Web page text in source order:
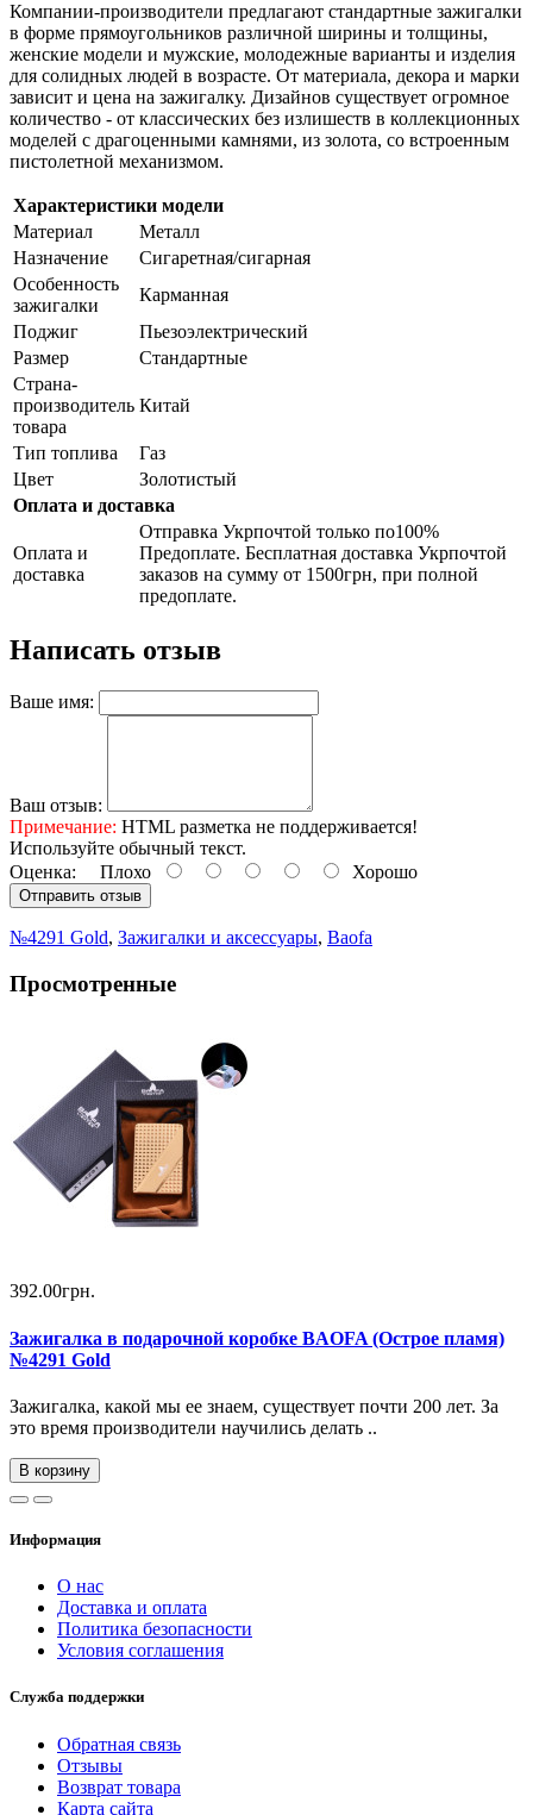
Компании-производители предлагают стандартные зажигалки
в форме прямоугольников различной ширины и толщины,
женские модели и мужские, молодежные варианты и изделия
для солидных людей в возрасте. От материала, декора и марки
зависит и цена на зажигалку. Дизайнов существует огромное
количество - от классических без излишеств в коллекционных
моделей с драгоценными камнями, из золота, со встроенным
пистолетной механизмом.
Характеристики модели
Материал
Металл
Назначение
Сигаретная/сигарная
Особенность
зажигалки
Карманная
Поджиг
Пьезоэлектрический
Размер
Стандартные
Страна-
производитель
товара
Китай
Тип топлива
Газ
Цвет
Золотистый
Оплата и доставка
Оплата и
доставка
Отправка Укрпочтой только по100%
Предоплате. Бесплатная доставка Укрпочтой
заказов на сумму от 1500грн, при полной
предоплате.
Написать отзыв
Ваше имя:
Ваш отзыв:
Примечание: HTML разметка не поддерживается!
Используйте обычный текст.
Оценка: Плохо Хорошо
Отправить отзыв
№4291 Gold, Зажигалки и аксессуары, Baofa
Просмотренные
392.00грн.
Зажигалка в подарочной коробке BAOFA (Острое пламя)
№4291 Gold
Зажигалка, какой мы ее знаем, существует почти 200 лет. За
это время производители научились делать ..
В корзину
Информация
О нас
Доставка и оплата
Политика безопасности
Условия соглашения
Служба поддержки
Обратная связь
Отзывы
Возврат товара
Карта сайта